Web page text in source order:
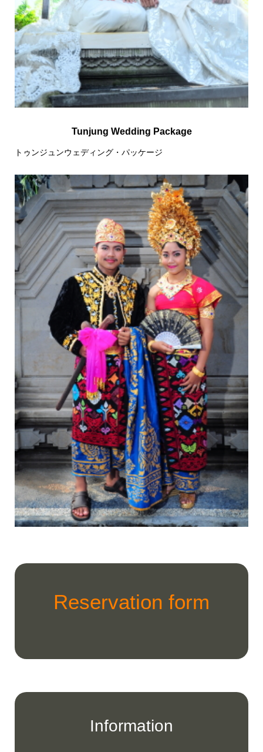
Tunjung Wedding Package
トゥンジュンウェディング・パッケージ
Reservation form
Information